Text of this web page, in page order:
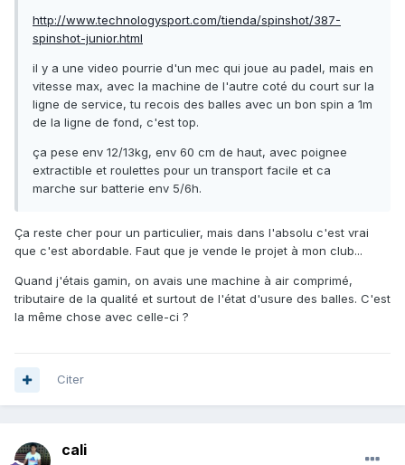
http://www.technologysport.com/tienda/spinshot/387-
spinshot-junior.html
il y a une video pourrie d'un mec qui joue au padel, mais en
vitesse max, avec la machine de l'autre coté du court sur la
ligne de service, tu recois des balles avec un bon spin a 1m
de la ligne de fond, c'est top.
ça pese env 12/13kg, env 60 cm de haut, avec poignee
extractible et roulettes pour un transport facile et ca
marche sur batterie env 5/6h.
Ça reste cher pour un particulier, mais dans l'absolu c'est vrai
que c'est abordable. Faut que je vende le projet à mon club...
Quand j'étais gamin, on avais une machine à air comprimé,
tributaire de la qualité et surtout de l'état d'usure des balles. C'est
la même chose avec celle-ci ?
Citer
cali